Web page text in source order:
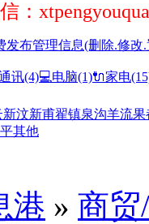
：
发布管理信息(删除.修改
讯(4)💻电脑(1)🔌家电
新汶新甫翟镇泉沟羊流果
其他
港 » 商贸